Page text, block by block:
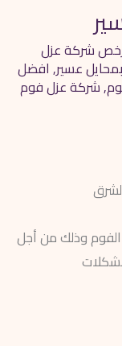
شركة عزل
عسير, افضل
,شركة عزل فوم
وذلك من أجل